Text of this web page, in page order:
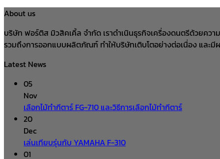
About us
บริษัท ฟอร์ติส มิวสิคเคิ้ล จำกัด เราดำเนินธุรกิจเครื่องดนตรีด้วยควา
รวมถึงการออกแบบผลิตภัณฑ์ ทำให้บริษัทเติบโตอย่างต่อเนื่อง และ
Latest News
05
Nov
เลือกไม้ทำกีตาร์ FG-710 และวิธีการเลือกไม้ทำกีตาร์
20
Dec
เล่นเทียบรุ่นกับ YAMAHA F-310
01